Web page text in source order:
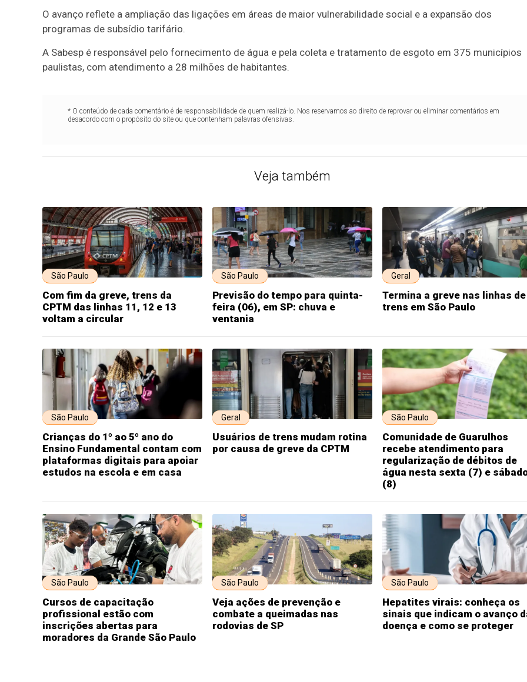
O avanço reflete a ampliação das ligações em áreas de maior vulnerabilidade social e a expansão dos
programas de subsídio tarifário.
A Sabesp é responsável pelo fornecimento de água e pela coleta e tratamento de esgoto em 375 municípios
paulistas, com atendimento a 28 milhões de habitantes.
* O conteúdo de cada comentário é de responsabilidade de quem realizá-lo. Nos reservamos ao direito de reprovar ou eliminar comentários em
desacordo com o propósito do site ou que contenham palavras ofensivas.
Veja também
São Paulo
Com fim da greve, trens da
CPTM das linhas 11, 12 e 13
voltam a circular
São Paulo
Previsão do tempo para quinta-
feira (06), em SP: chuva e
ventania
Geral
Termina a greve nas linhas de
trens em São Paulo
São Paulo
Crianças do 1º ao 5º ano do
Ensino Fundamental contam com
plataformas digitais para apoiar
estudos na escola e em casa
Geral
Usuários de trens mudam rotina
por causa de greve da CPTM
São Paulo
Comunidade de Guarulhos
recebe atendimento para
regularização de débitos de
água nesta sexta (7) e
(8)
São Paulo
Cursos de capacitação
profissional estão com
inscrições abertas para
moradores da Grande São Paulo
São Paulo
Veja ações de prevenção e
combate a queimadas nas
rodovias de SP
São Paulo
Hepatites virais: conheça os
sinais que indicam o avanço
doença e como se proteger